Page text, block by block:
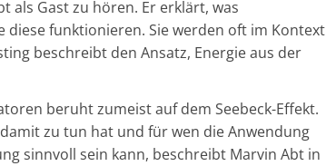
als Gast zu hören. Er erklärt, was
funktionieren. Sie werden oft im Kontext
beschreibt den Ansatz, Energie aus der
beruht zumeist auf dem Seebeck-Effekt.
zu tun hat und für wen die Anwendung
sinnvoll sein kann, beschreibt Marvin Abt in